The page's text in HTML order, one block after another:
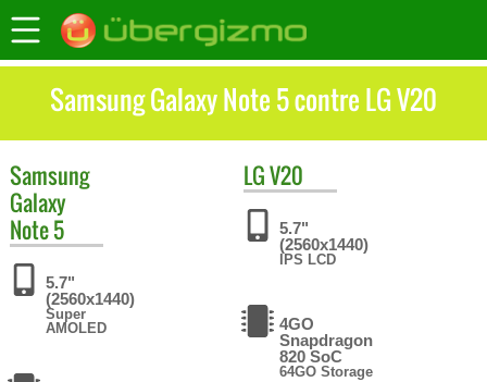
Samsung Galaxy Note 5 contre LG V20
Samsung
Galaxy
Note 5
5.7"
(2560x1440)
Super
AMOLED
LGV20
5.7"
(2560x1440)
IPS LCD
4GO
Snapdragon
820 SoC
64GO Storage